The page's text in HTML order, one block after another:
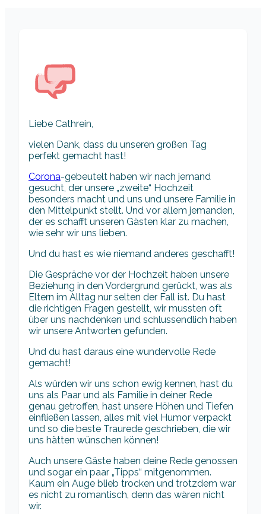
Liebe Cathrein,
vielen Dank, dass du unseren großen Tag
perfekt gemacht hast!
Corona-gebeutelt haben wir nach jemand
gesucht, der unsere „zweite“ Hochzeit
besonders macht und uns und unsere Familie in
den Mittelpunkt stellt. Und vor allem jemanden,
der es schafft unseren Gästen klar zu machen,
wie sehr wir uns lieben.
Und du hast es wie niemand anderes geschafft!
Die Gespräche vor der Hochzeit haben unsere
Beziehung in den Vordergrund gerückt, was als
Eltern im Alltag nur selten der Fall ist. Du hast
die richtigen Fragen gestellt, wir mussten oft
über uns nachdenken und schlussendlich haben
wir unsere Antworten gefunden.
Und du hast daraus eine wundervolle Rede
gemacht!
Als würden wir uns schon ewig kennen, hast du
uns als Paar und als Familie in deiner Rede
genau getroffen, hast unsere Höhen und Tiefen
einfließen lassen, alles mit viel Humor verpackt
und so die beste Traurede geschrieben, die wir
uns hätten wünschen können!
Auch unsere Gäste haben deine Rede genossen
und sogar ein paar „Tipps“ mitgenommen.
Kaum ein Auge blieb trocken und trotzdem war
es nicht zu romantisch, denn das wären nicht
wir.